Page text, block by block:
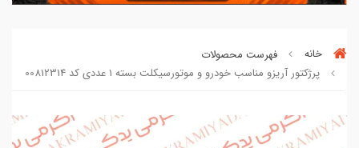
خانه
فهرست محصولات
پرژکتور آریزو مناسب خودرو و موتورسیکلت بسته 1 عددی کد 00812314